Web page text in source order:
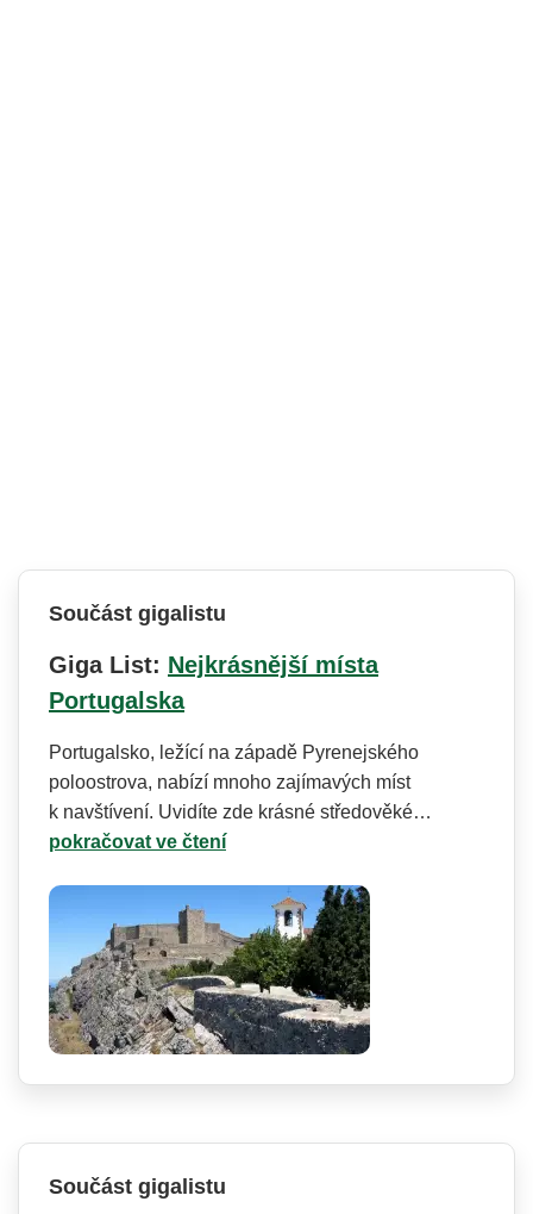
Součást gigalistu
Giga List: Nejkrásnější místa
Portugalska
Portugalsko, ležící na západě Pyrenejského
poloostrova, nabízí mnoho zajímavých míst
k navštívení. Uvidíte zde krásné středověké…
pokračovat ve čtení
Součást gigalistu